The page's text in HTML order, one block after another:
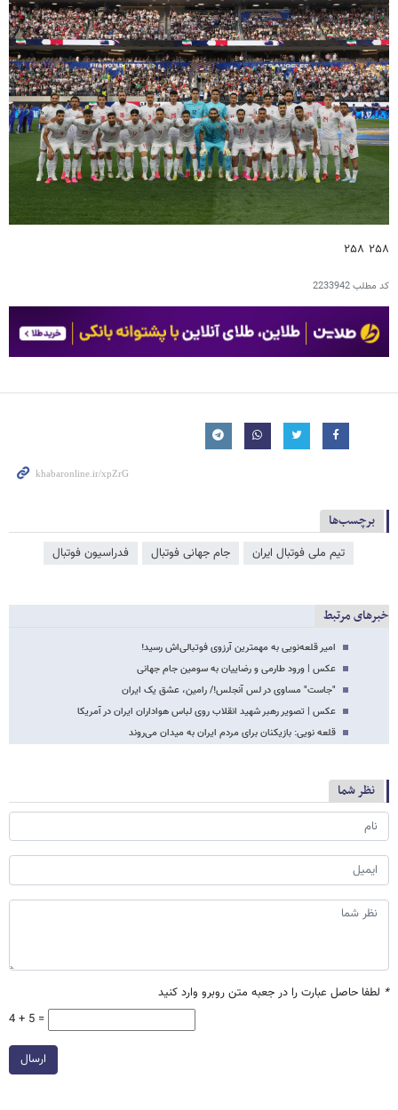
۲۵۸ ۲۵۸
کد مطلب2233942
برچسب‌ها
تیم ملی فوتبال ایران جام جهانی فوتبال فدراسیون فوتبال
خبرهای مرتبط
امیر قلعه‌نویی به مهمترین آرزوی فوتبالی‌اش رسید!
عکس | ورود طارمی و رضاییان به سومین جام جهانی
"جاست" مساوی در لس آنجلس!/ رامین، عشق یک ایران
عکس | تصویر رهبر شهید انقلاب روی لباس هواداران ایران در آمریکا
قلعه نویی: بازیکنان برای مردم ایران به میدان می‌روند
نظر شما
* لطفا حاصل عبارت را در جعبه متن روبرو وارد کنید
4 + 5 =
ارسال